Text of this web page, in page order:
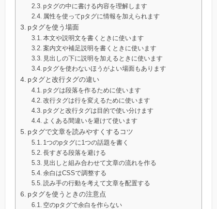
pタグの中に書ける内容を理解します
属性を使ってpタグに情報を加えられます
pタグを使う場面
本文や説明文を書くときに使います
案内文や補足説明を書くときに使います
見出しの下に説明を加えるときに使います
pタグを使わないほうがよい場面もあります
pタグと改行タグの違い
pタグは段落を作るために使います
改行タグは行を変えるために使います
pタグと改行タグは目的で使い分けます
よくある間違いを避けて使います
pタグで文章を読みやすくするコツ
1つのpタグに1つの話題を書く
長すぎる段落を避ける
見出しと組み合わせて文章の流れを作る
余白はCSSで調整する
読み手の行動を考えて文章を配置する
pタグを使うときの注意点
空のpタグで余白を作らない